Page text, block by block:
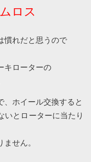
ロス
慣れだと思うので
キローターの
ホイール交換すると
いとローターに当たり
せん。